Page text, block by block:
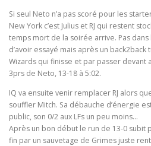
Si seul Neto n’a pas scoré pour les
New York c’est Julius et RJ qui restent
temps mort de la soirée arrive. Pas
d’avoir essayé mais après un back2back
Wizards qui finisse et par passer devant
3prs de Neto, 13-18 à 5:02.
IQ va ensuite venir remplacer RJ alors
souffler Mitch. Sa débauche d’énergie
public, son 0/2 aux LFs un peu moins…
Après un bon début le run de 13-0 subit
fin par un sauvetage de Grimes juste